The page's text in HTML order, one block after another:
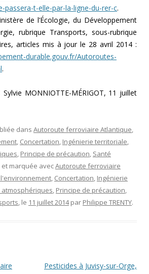
passera-t-elle-par-la-ligne-du-rer-c.
de l’Écologie, du Développement
rubrique Transports, sous-rubrique
articles mis à jour le 28 avril 2014 :
durable.gouv.fr/Autoroutes-
.
MONNIOTTE-MÉRIGOT, 11 juillet
dans Autoroute ferroviaire Atlantique,
, Concertation, Ingénierie territoriale,
, Principe de précaution, Santé
et marquée avecAutoroute ferroviaire
, Concertation, Ingénierie
atmosphériques, Principe de précaution,
, le 11 juillet 2014 par Philippe TRENTY.
Pesticides à Juvisy-sur-Orge,